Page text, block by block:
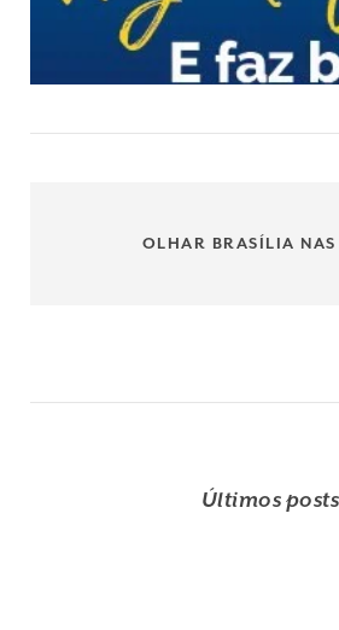
OLHAR BRASÍLIA NAS
Últimos posts